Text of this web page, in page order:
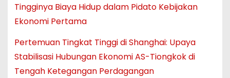
Tingginya Biaya Hidup dalam Pidato Kebijakan
Ekonomi Pertama
Pertemuan Tingkat Tinggi di Shanghai: Upaya
Stabilisasi Hubungan Ekonomi AS-Tiongkok di
Tengah Ketegangan Perdagangan